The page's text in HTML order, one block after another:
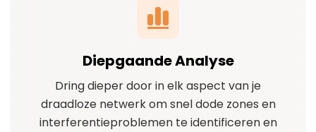
Diepgaande Analyse
Dring dieper door in elk aspect van je
draadloze netwerk om snel dode zones en
interferentieproblemen te identificeren en